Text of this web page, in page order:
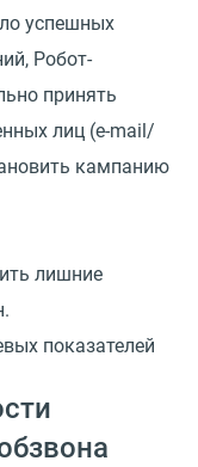
успешных
Робот-
принять
лиц (e-mail/
кампанию
лишние